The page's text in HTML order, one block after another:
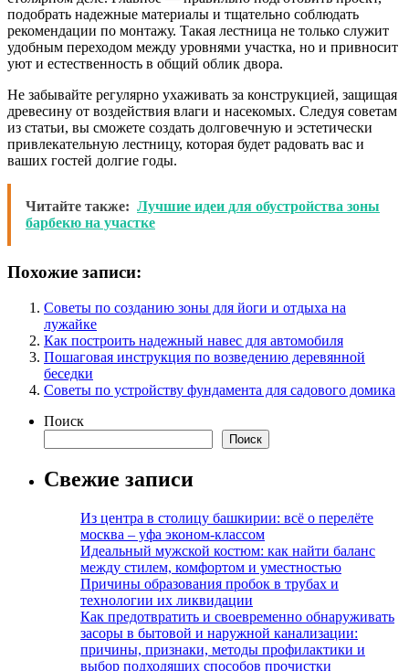
подобрать надежные материалы и тщательно соблюдать
рекомендации по монтажу. Такая лестница не только служит
удобным переходом между уровнями участка, но и привносит
уют и естественность в общий облик двора.
Не забывайте регулярно ухаживать за конструкцией, защищая
древесину от воздействия влаги и насекомых. Следуя советам
из статьи, вы сможете создать долговечную и эстетически
привлекательную лестницу, которая будет радовать вас и
ваших гостей долгие годы.
Читайте также: Лучшие идеи для обустройства зоны
барбекю на участке
Похожие записи:
Советы по созданию зоны для йоги и отдыха на
лужайке
Как построить надежный навес для автомобиля
Пошаговая инструкция по возведению деревянной
беседки
Советы по устройству фундамента для садового домика
Поиск
Поиск
Свежие записи
Из центра в столицу башкирии: всё о перелёте
москва – уфа эконом-классом
Идеальный мужской костюм: как найти баланс
между стилем, комфортом и уместностью
Причины образования пробок в трубах и
технологии их ликвидации
Как предотвратить и своевременно обнаруживать
засоры в бытовой и наружной канализации:
причины, признаки, методы профилактики и
выбор подходящих способов прочистки